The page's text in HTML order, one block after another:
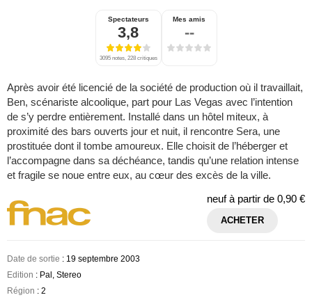
Spectateurs
3,8
3095 notes, 228 critiques
Mes amis
--
Après avoir été licencié de la société de production où il travaillait,
Ben, scénariste alcoolique, part pour Las Vegas avec l’intention
de s’y perdre entièrement. Installé dans un hôtel miteux, à
proximité des bars ouverts jour et nuit, il rencontre Sera, une
prostituée dont il tombe amoureux. Elle choisit de l’héberger et
l’accompagne dans sa déchéance, tandis qu’une relation intense
et fragile se noue entre eux, au cœur des excès de la ville.
neuf à partir de 0,90 €
ACHETER
Date de sortie : 19 septembre 2003
Edition : Pal, Stereo
Région : 2